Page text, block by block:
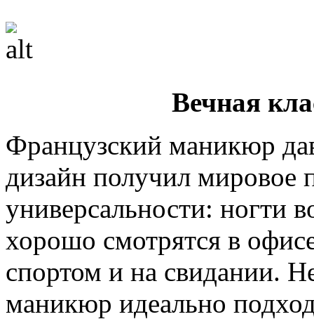
Вечная
Французский маникюр
дизайн получил мировое
универсальности: ногти
хорошо смотрятся в
спортом и на свидании.
маникюр идеально